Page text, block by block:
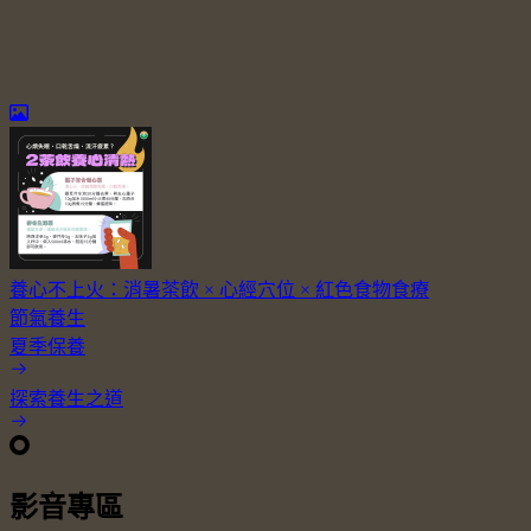
養心不上火：消暑茶飲 × 心經穴位 × 紅色食物食療
節氣養生
夏季保養
探索養生之道
影音專區